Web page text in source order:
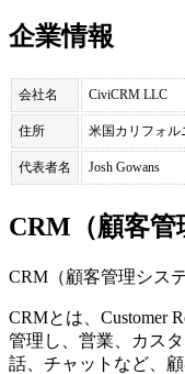
企業情報
会社名 CiviCRM LLC
住所 米国カリフォル
代表者名 Josh Gowans
CRM（顧客管
CRM（顧客管理システ
CRMとは、Customer
管理し、営業、カス
話、チャットなど、